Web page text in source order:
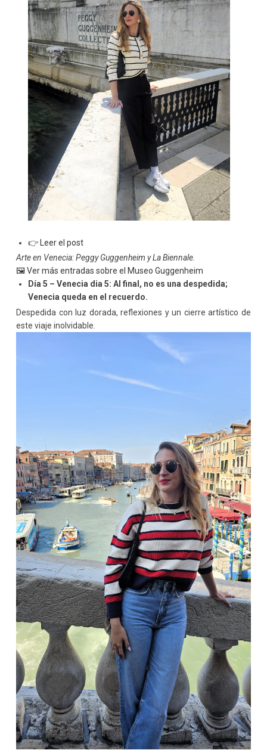
👉 Leer el post
Arte en Venecia: Peggy Guggenheim y La Biennale.
🖼 Ver más entradas sobre el Museo Guggenheim
Día 5 – Venecia dia 5: Al final, no es una despedida;
Venecia queda en el recuerdo.
Despedida con luz dorada, reflexiones y un cierre artístico de
este viaje inolvidable.